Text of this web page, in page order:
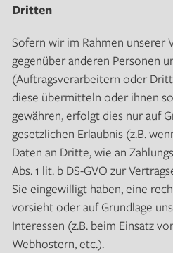
Dritten
Sofern wir im Rahmen unserer
gegenüber anderen Personen
(Auftragsverarbeitern oder
diese übermitteln oder ihnen
gewähren, erfolgt dies nur auf
gesetzlichen Erlaubnis (z.B.
Daten an Dritte, wie an
Abs. 1 lit. b DS-GVO zur
Sie eingewilligt haben, eine
vorsieht oder auf Grundlage
Interessen (z.B. beim Einsatz
Webhostern, etc.).